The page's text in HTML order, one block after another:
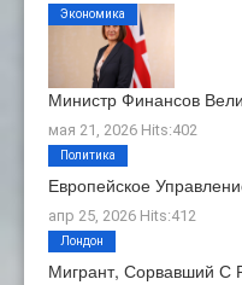
Министр Финансов
мая 21, 2026 Hits:402
Экономика
Европейское
апр 25, 2026 Hits:412
Политика
Мигрант, Сорвавший С
Лондон